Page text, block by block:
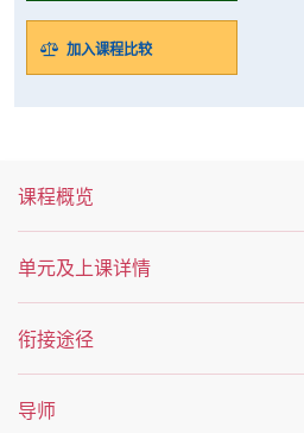
加入课程比较
课程概览
单元及上课详情
衔接途径
导师